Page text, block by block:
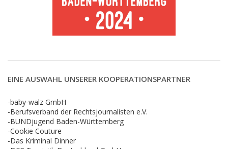
EINE AUSWAHL UNSERER KOOPERATIONSPARTNER
-baby-walz GmbH
-Berufsverband der Rechtsjournalisten e.V.
-BUNDjugend Baden-Württemberg
-Cookie Couture
-Das Kriminal Dinner